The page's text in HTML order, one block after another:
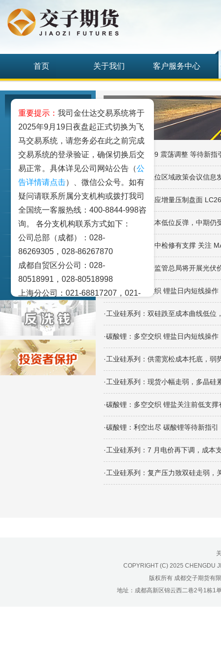
首页 关于我们 客户服务中心
工业品
农业品
金融期货和衍生品
交易策论
产业研究
实盘点睛
宏观金融数据图解
·碳酸锂：LC2609 震荡调整 等待新指
·工业硅系列：低位区域政策会议信息
·碳酸锂：远期供应增量压制盘面
·工业硅系列：成本低位反弹，中期仍
·碳酸锂：盐厂集中检修有支撑 关注
·工业硅系列：传监管总局将开展光伏
·碳酸锂：多空交织 锂盐日内短线操作
·工业硅系列：双硅跌至成本曲线低位
·碳酸锂：多空交织 锂盐日内短线操作
·工业硅系列：供需宽松成本托底，弱
·工业硅系列：现货小幅走弱，多晶硅
·碳酸锂：多空交织 锂盐关注前低支撑
·碳酸锂：利空出尽 碳酸锂等待新指引
·工业硅系列：7 月电价再下调，成本
·工业硅系列：复产压力致双硅走弱，
COPYRIGHT (C) 2025 CHENGDU
版权所有 成都交子期货有
地址：成都高新区锦云西二巷2号1栋1
重要提示： 我司金仕达交易系统将于
2025年9月19日夜盘起正式切换为飞
马交易系统，请您务必在此之前完成
交易系统的登录验证，确保切换后交
易正常。具体详见公司网站公告（公
告详情请点击）、微信公众号。如有
疑问请联系所属分支机构或拨打我司
全国统一客服热线：400-8844-998咨
询。 各分支机构联系方式如下：
公司总部（成都）：028-
86269305，028-86267870
成都自贸区分公司：028-
80518991，028-80518998
上海分公司：021-68817207，021-
68817209
北京营业部：010-65005128
广州营业部：020-28129909，020-
28129902
青岛营业部：0532-83101951、
0532-83101962
绵阳营业部：0816-2238660，0816-
济南分公司：0531-86123236，
重庆营业部：023-63799091，023-